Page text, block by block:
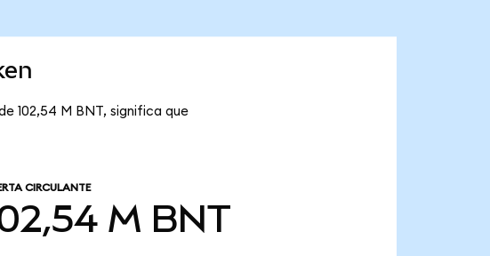
102,54 M BNT, significa que
CIRCULANTE
M BNT